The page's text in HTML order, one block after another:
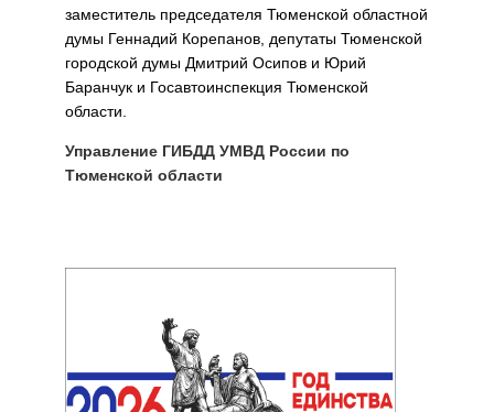
заместитель председателя Тюменской областной
думы Геннадий Корепанов, депутаты Тюменской
городской думы Дмитрий Осипов и Юрий
Баранчук и Госавтоинспекция Тюменской
области.
Управление ГИБДД УМВД России по
Тюменской области